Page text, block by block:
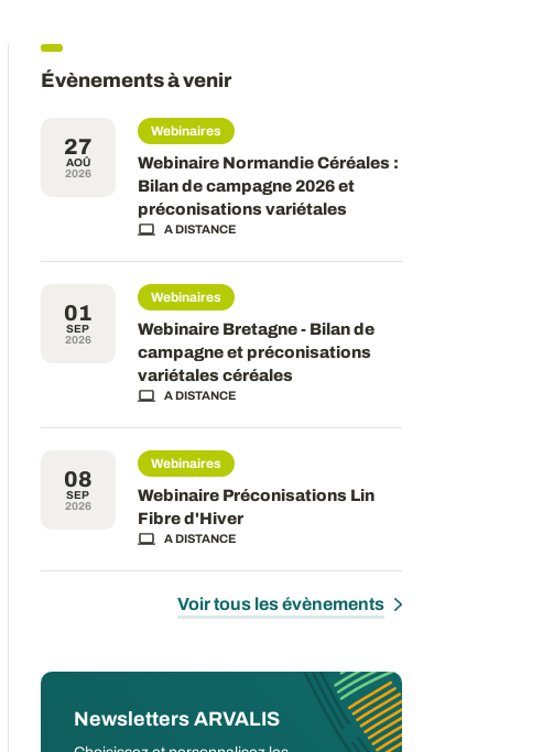
Évènements à venir
27
AOÛ
2026
Webinaires
Webinaire Normandie Céréales :
Bilan de campagne 2026 et
préconisations variétales
A DISTANCE
01
SEP
2026
Webinaires
Webinaire Bretagne - Bilan de
campagne et préconisations
variétales céréales
A DISTANCE
08
SEP
2026
Webinaires
Webinaire Préconisations Lin
Fibre d'Hiver
A DISTANCE
Voir tous les évènements
Newsletters ARVALIS